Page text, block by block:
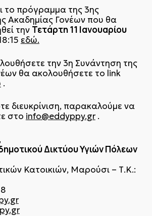
το πρόγραμμα της 3ης
Ακαδημίας Γονέων που θα
την Τετάρτη 11 Ιανουαρίου
εδώ.
την 3η Συνάντηση της
θα ακολουθήσετε το link
.
διευκρίνιση, παρακαλούμε να
στο info@eddyppy.gr.
Δικτύου Υγιών Πόλεων
Κατοικιών, Μαρούσι – Τ.Κ.: